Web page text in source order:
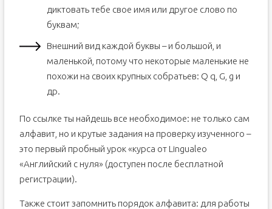
диктовать тебе свое имя или другое слово по
буквам;
Внешний вид каждой буквы – и большой, и
маленькой, потому что некоторые маленькие не
похожи на своих крупных собратьев: Q q, G, g и
др.
По ссылке ты найдешь все необходимое: не только сам
алфавит, но и крутые задания на проверку изученного –
это первый пробный урок «курса от Lingualeo
«Английский с нуля» (доступен после бесплатной
регистрации).
Также стоит запомнить порядок алфавита: для работы